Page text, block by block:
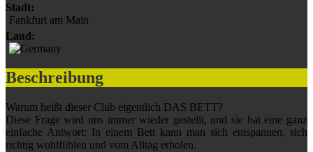
Stadt:
Fankfurt am Main
Land:
Beschreibung
Warum heißt dieser Club eigentlich DAS BETT?
Diese Frage wird uns immer wieder gestellt, und sie hat eine ganz
einfache Antwort: In einem Bett kann man sich entspannen, sich
richtig wohlfühlen und vom Alltag erholen.